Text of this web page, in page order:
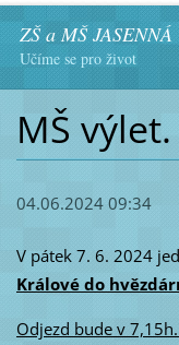
ZŠ a MŠ JASENNÁ
Učíme se pro život
MŠ výlet.
04.06.2024 09:34
V pátek 7. 6. 2024
Králové do
Odjezd bude v